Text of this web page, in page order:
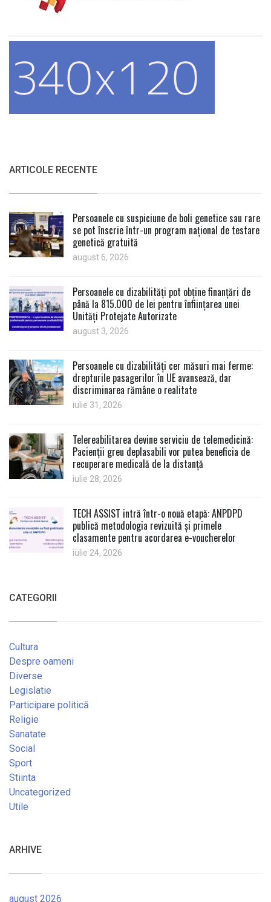
ARTICOLE RECENTE
Persoanele cu suspiciune de boli genetice sau rare
se pot înscrie într-un program național de testare
genetică gratuită
august 6, 2026
Persoanele cu dizabilități pot obține finanțări de
până la 815.000 de lei pentru înființarea unei
Unități Protejate Autorizate
august 3, 2026
Persoanele cu dizabilități cer măsuri mai ferme:
drepturile pasagerilor în UE avansează, dar
discriminarea rămâne o realitate
iulie 31, 2026
Telereabilitarea devine serviciu de telemedicină:
Pacienții greu deplasabili vor putea beneficia de
recuperare medicală de la distanță
iulie 28, 2026
TECH ASSIST intră într-o nouă etapă: ANPDPD
publică metodologia revizuită și primele
clasamente pentru acordarea e-voucherelor
iulie 24, 2026
CATEGORII
Cultura
Despre oameni
Diverse
Legislatie
Participare politică
Religie
Sanatate
Social
Sport
Stiinta
Uncategorized
Utile
ARHIVE
august 2026